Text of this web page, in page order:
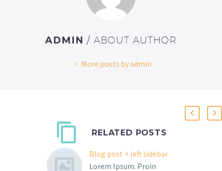
ADMIN / ABOUT AUTHOR
More posts by admin
RELATED POSTS
Blog post + left sidebar
Lorem Ipsum. Proin